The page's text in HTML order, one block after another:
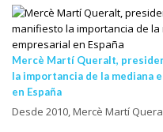
Mercè Martí Queralt,
la importancia de la mediana
en España
Desde 2010, Mercè Martí